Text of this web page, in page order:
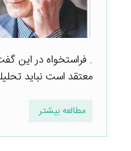
. فراستخواه در این
معتقد است نباید
مطالعه بیشتر